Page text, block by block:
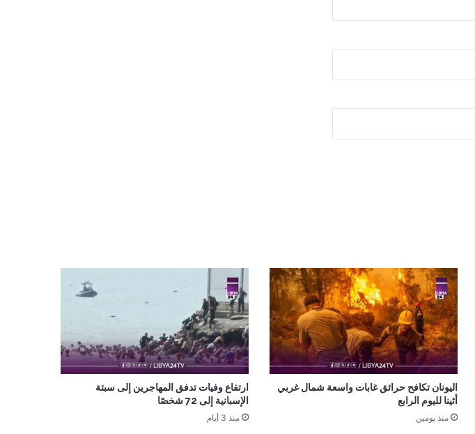
اليونان تكافح حرائق غابات واسعة شمال غربي
أثينا لليوم الرابع
منذ يومين
ارتفاع وفيات تدفق المهاجرين إلى سبتة
الإسبانية إلى 72 شخصًا
منذ 3 أيام